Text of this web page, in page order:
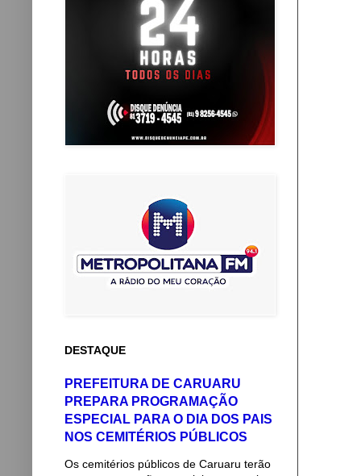
DESTAQUE
PREFEITURA DE CARUARU
PREPARA PROGRAMAÇÃO
ESPECIAL PARA O DIA DOS PAIS
NOS CEMITÉRIOS PÚBLICOS
Os cemitérios públicos de Caruaru terão